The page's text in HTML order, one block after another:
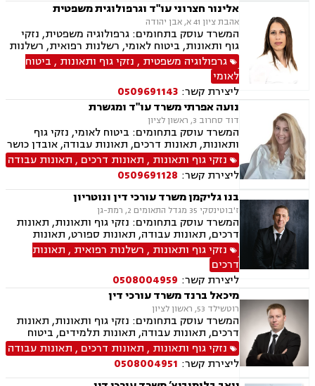
אלינור חצרוני עו"ד וגרפולוגית משפטית
אהבת ציון 41 א, אבן יהודה
המשרד עוסק בתחומים: גרפולוגיה משפטית, נזקי
גוף ותאונות, ביטוח לאומי, רשלנות רפואית, רשלנות
רפואית שיניים, תאונות דרכים, תאונות עבודה,
תאונות תלמידים, נזקי גוף, אובדן כושר עבודה,
תאונות אישיות, תאונות עקב רשלנות, בריאות
הנפש, נפגעי עבירה
גרפולוגיה משפטית , נזקי גוף ותאונות , ביטוח
לאומי
ליצירת קשר: 0509691143
נועה אפרתי משרד עו"ד ומגשרת
דוד סחרוב 3, ראשון לציון
המשרד עוסק בתחומים: ביטוח לאומי, נזקי גוף
ותאונות, תאונות דרכים, תאונות עבודה, אובדן כושר
עבודה, תאונות תלמידים, תאונות עקב רשלנות,
רשלנות רפואית, רשלנות רפואית- הריון ולידה,
רשלנות רפואית - רפואת שיניים, צבא ומשרד
הבטחון, נכי צה"ל, משפט צבאי.
נזקי גוף ותאונות , תאונות דרכים , תאונות עבודה
ליצירת קשר: 0509691128
בנו גליקמן משרד עורכי דין ונוטריון
ז'בוטינסקי 35 מגדל התאומים 2, רמת-גן
המשרד עוסק בתחומים: נזקי גוף ותאונות, תאונות
דרכים, תאונות עבודה, תאונות ספורט, תאונות
תלמידים, תאונות עקב רשלנות ביטוח לאומי,
רשלנות רפואית, רשלנות רפואית הריון ולידה,
רשלנות רפואית - רפואת שיניים, נוטריון
נזקי גוף ותאונות , רשלנות רפואית , תאונות
דרכים
ליצירת קשר: 0508004959
מיכאל ברנד משרד עורכי דין
רוטשילד 53, ראשון לציון
המשרד עוסק בתחומים: נזקי גוף ותאונות, תאונות
דרכים, תאונות עבודה, תאונות תלמידים, ביטוח
לאומי, אובדן כושר עבודה, רשלנות רפואית, דיני
תעופה
נזקי גוף ותאונות , תאונות דרכים , תאונות עבודה
ליצירת קשר: 0508004951